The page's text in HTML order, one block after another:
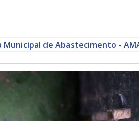
de Abastecimento -